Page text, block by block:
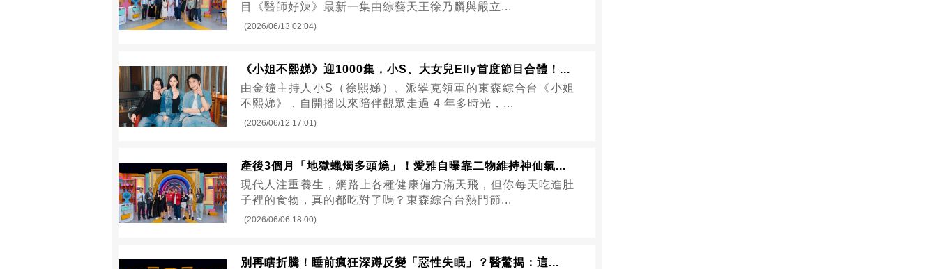
目《醫師好辣》最新一集由綜藝天王徐乃麟與嚴立...
(2026/06/13 02:04)
《小姐不熙娣》迎1000集，小S、大女兒Elly首度節目合體！...
由金鐘主持人小S（徐熙娣）、派翠克領軍的東森綜合台《小姐
不熙娣》，自開播以來陪伴觀眾走過 4 年多時光，...
(2026/06/12 17:01)
產後3個月「地獄蠟燭多頭燒」！愛雅自曝靠二物維持神仙氣...
現代人注重養生，網路上各種健康偏方滿天飛，但你每天吃進肚
子裡的食物，真的都吃對了嗎？東森綜合台熱門節...
(2026/06/06 18:00)
別再瞎折騰！睡前瘋狂深蹲反變「惡性失眠」？醫驚揭：這...